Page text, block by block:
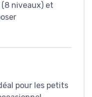
niveaux) et
pour les petits